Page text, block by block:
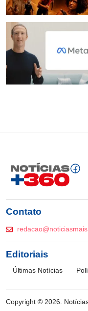
Contato
Editoriais
Últimas Notícias
Copyright © 2026.